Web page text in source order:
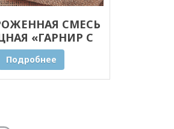
СМЕСЬ
«ГАРНИР С
ТРАВАМИ» 10
КГ ОПТОМ
Подробнее